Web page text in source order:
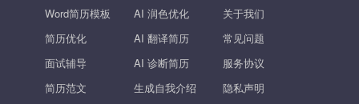
Word简历模板
简历优化
面试辅导
简历范文
AI 润色优化
AI 翻译简历
AI 诊断简历
生成自我介绍
关于我们
常见问题
服务协议
隐私声明